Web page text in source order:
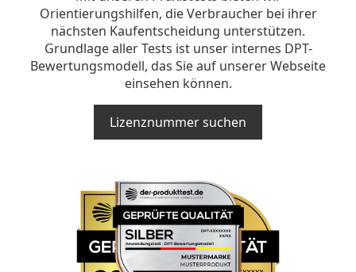
Orientierungshilfen, die Verbraucher bei ihrer
nächsten Kaufentscheidung unterstützen.
Grundlage aller Tests ist unser internes DPT-
Bewertungsmodell, das Sie auf unserer Webseite
einsehen können.
Lizenznummer suchen